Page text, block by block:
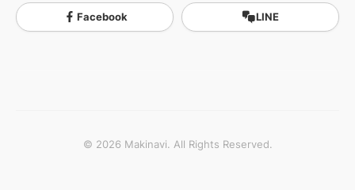
Facebook LINE
© 2026 Makinavi. All Rights Reserved.